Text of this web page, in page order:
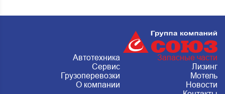
Автотехника
Запасные части
Сервис
Лизинг
Грузоперевозки
Мотель
О компании
Новости